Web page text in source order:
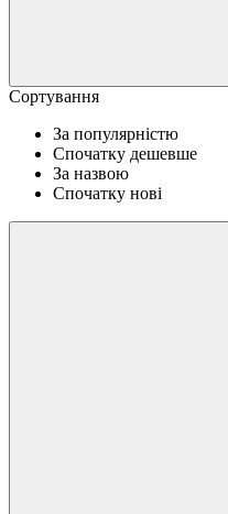
Сортування
За популярністю
Спочатку дешевше
За назвою
Спочатку нові